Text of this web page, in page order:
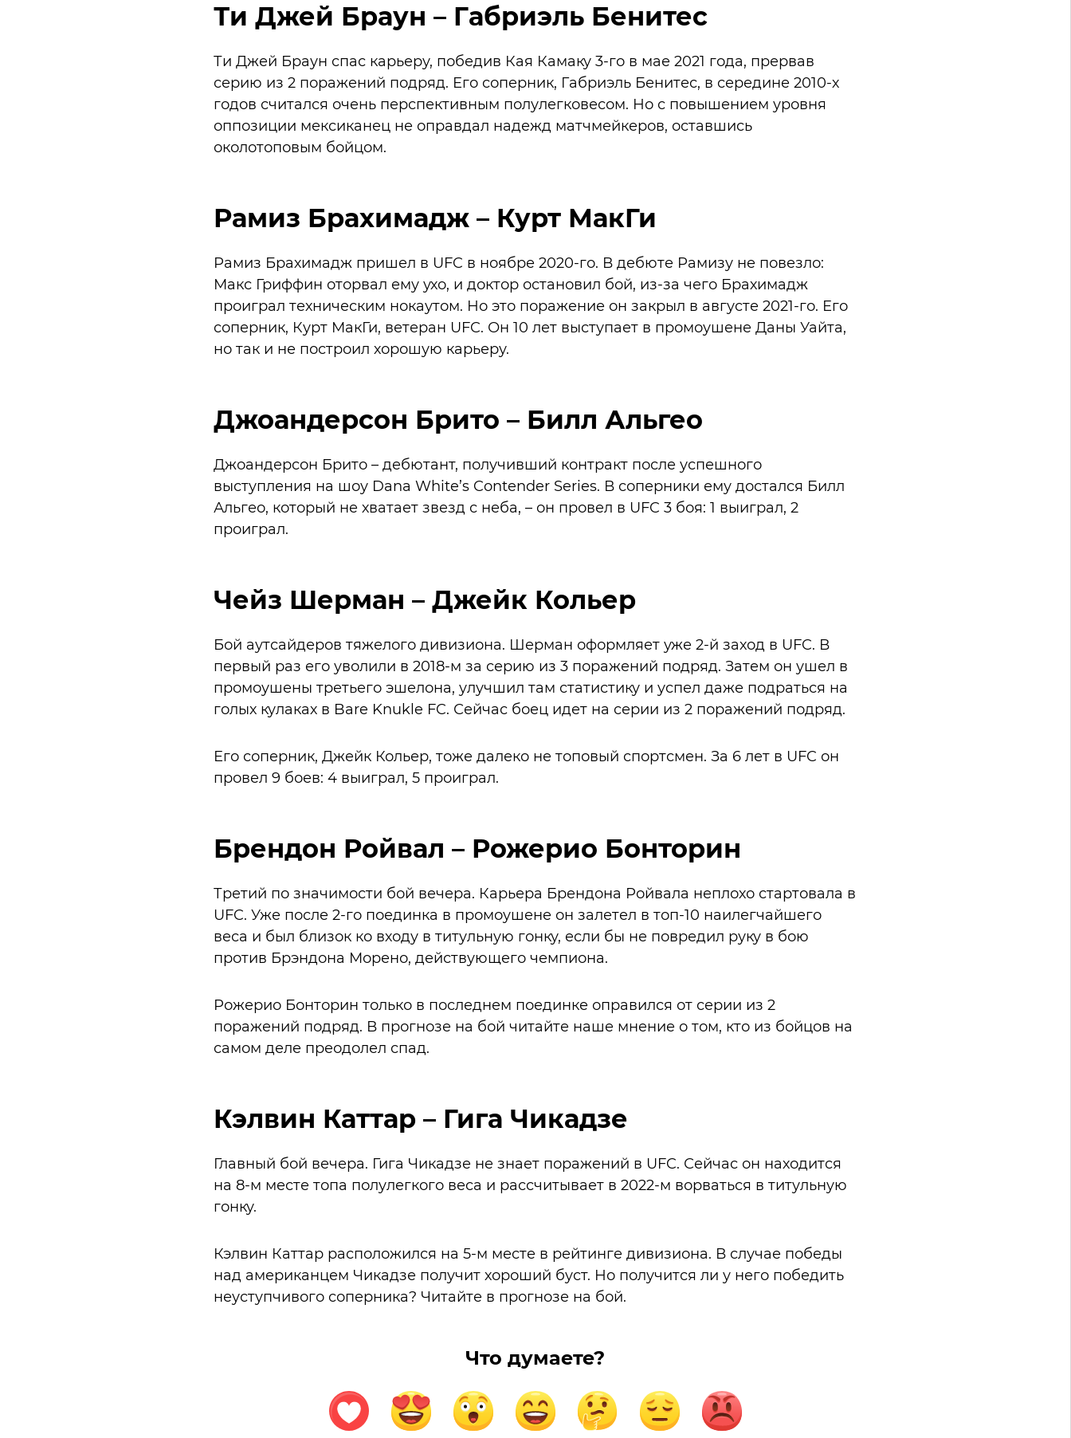
Ти Джей Браун – Габриэль Бенитес
Ти Джей Браун спас карьеру, победив Кая Камаку 3-го в мае 2021 года, прервав
серию из 2 поражений подряд. Его соперник, Габриэль Бенитес, в середине 2010-х
годов считался очень перспективным полулегковесом. Но с повышением уровня
оппозиции мексиканец не оправдал надежд матчмейкеров, оставшись
околотоповым бойцом.
Рамиз Брахимадж – Курт МакГи
Рамиз Брахимадж пришел в UFC в ноябре 2020-го. В дебюте Рамизу не повезло:
Макс Гриффин оторвал ему ухо, и доктор остановил бой, из-за чего Брахимадж
проиграл техническим нокаутом. Но это поражение он закрыл в августе 2021-го. Его
соперник, Курт МакГи, ветеран UFC. Он 10 лет выступает в промоушене Даны Уайта,
но так и не построил хорошую карьеру.
Джоандерсон Брито – Билл Альгео
Джоандерсон Брито – дебютант, получивший контракт после успешного
выступления на шоу Dana White’s Contender Series. В соперники ему достался Билл
Альгео, который не хватает звезд с неба, – он провел в UFC 3 боя: 1 выиграл, 2
проиграл.
Чейз Шерман – Джейк Кольер
Бой аутсайдеров тяжелого дивизиона. Шерман оформляет уже 2-й заход в UFC. В
первый раз его уволили в 2018-м за серию из 3 поражений подряд. Затем он ушел в
промоушены третьего эшелона, улучшил там статистику и успел даже подраться на
голых кулаках в Bare Knukle FC. Сейчас боец идет на серии из 2 поражений подряд.
Его соперник, Джейк Кольер, тоже далеко не топовый спортсмен. За 6 лет в UFC он
провел 9 боев: 4 выиграл, 5 проиграл.
Брендон Ройвал – Рожерио Бонторин
Третий по значимости бой вечера. Карьера Брендона Ройвала неплохо стартовала в
UFC. Уже после 2-го поединка в промоушене он залетел в топ-10 наилегчайшего
веса и был близок ко входу в титульную гонку, если бы не повредил руку в бою
против Брэндона Морено, действующего чемпиона.
Рожерио Бонторин только в последнем поединке оправился от серии из 2
поражений подряд. В прогнозе на бой читайте наше мнение о том, кто из бойцов на
самом деле преодолел спад.
Кэлвин Каттар – Гига Чикадзе
Главный бой вечера. Гига Чикадзе не знает поражений в UFC. Сейчас он находится
на 8-м месте топа полулегкого веса и рассчитывает в 2022-м ворваться в титульную
гонку.
Кэлвин Каттар расположился на 5-м месте в рейтинге дивизиона. В случае победы
над американцем Чикадзе получит хороший буст. Но получится ли у него победить
неуступчивого соперника? Читайте в прогнозе на бой.
Что думаете?